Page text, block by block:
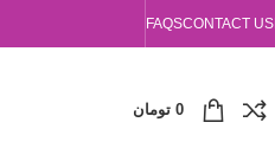
CONTACT US
FAQS
0 تومان